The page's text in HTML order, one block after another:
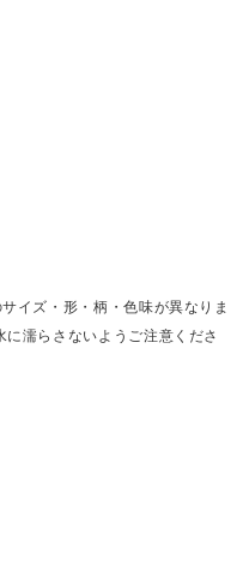
イズ・形・柄・色味が異なりま
濡らさないようご注意くださ